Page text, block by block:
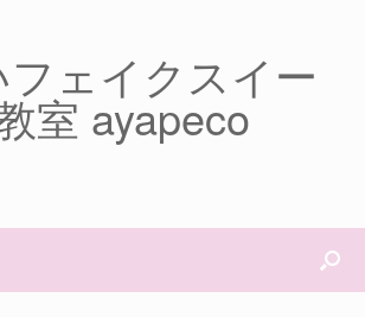
ェイクスイー
室 ayapeco